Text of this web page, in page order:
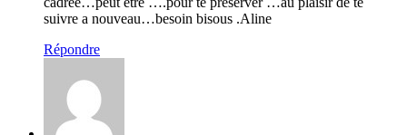
suivre a nouveau…besoin bisous .Aline
Répondre